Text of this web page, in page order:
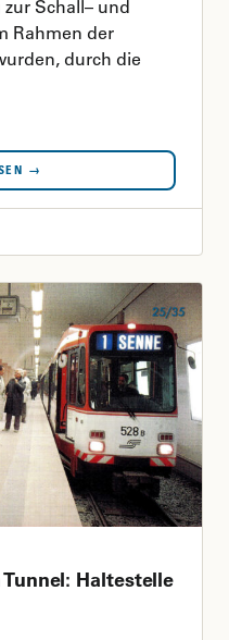
Schall– und
Rahmen der
durch die
→
Haltestelle